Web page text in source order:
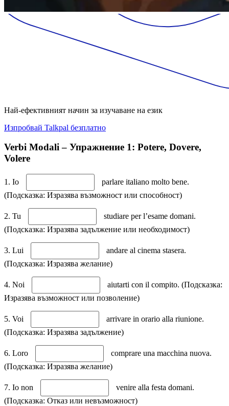
Най-ефективният начин за изучаване на език
Изпробвай Talkpal безплатно
Verbi Modali – Упражнение 1: Potere, Dovere,
Volere
1. Io
parlare italiano molto bene.
(Подсказка: Изразява възможност или способност)
2. Tu
studiare per l’esame domani.
(Подсказка: Изразява задължение или необходимост)
3. Lui
andare al cinema stasera.
(Подсказка: Изразява желание)
4. Noi
aiutarti con il compito. (Подсказка:
Изразява възможност или позволение)
5. Voi
arrivare in orario alla riunione.
(Подсказка: Изразява задължение)
6. Loro
comprare una macchina nuova.
(Подсказка: Изразява желание)
7. Io non
venire alla festa domani.
(Подсказка: Отказ или невъзможност)